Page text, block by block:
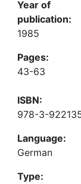
Year of
publication:
1985
Pages:
43-63
ISBN:
978-3-
Language:
German
Type: